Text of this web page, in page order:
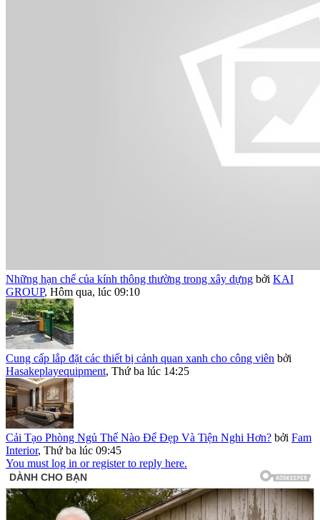
Những hạn chế của kính thông thường trong xây dựng bởi KAI
GROUP, Hôm qua, lúc 09:10
Cung cấp lắp đặt các thiết bị cảnh quan xanh cho công viên bởi
Hasakeplayequipment, Thứ ba lúc 14:25
Cải Tạo Phòng Ngủ Thế Nào Để Đẹp Và Tiện Nghi Hơn? bởi Fam
Interior, Thứ ba lúc 09:45
You must log in or register to reply here.